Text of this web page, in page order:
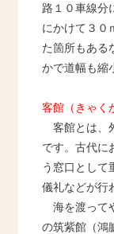
路１０車線分
にかけて３０
た箇所もある
かで道幅も縮
客館（きゃく
客館とは、
です。古代に
う窓口として
儀礼などが行
海を渡って
の筑紫館（鴻